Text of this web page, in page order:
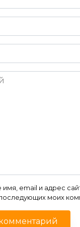
имя, email и адрес
моих